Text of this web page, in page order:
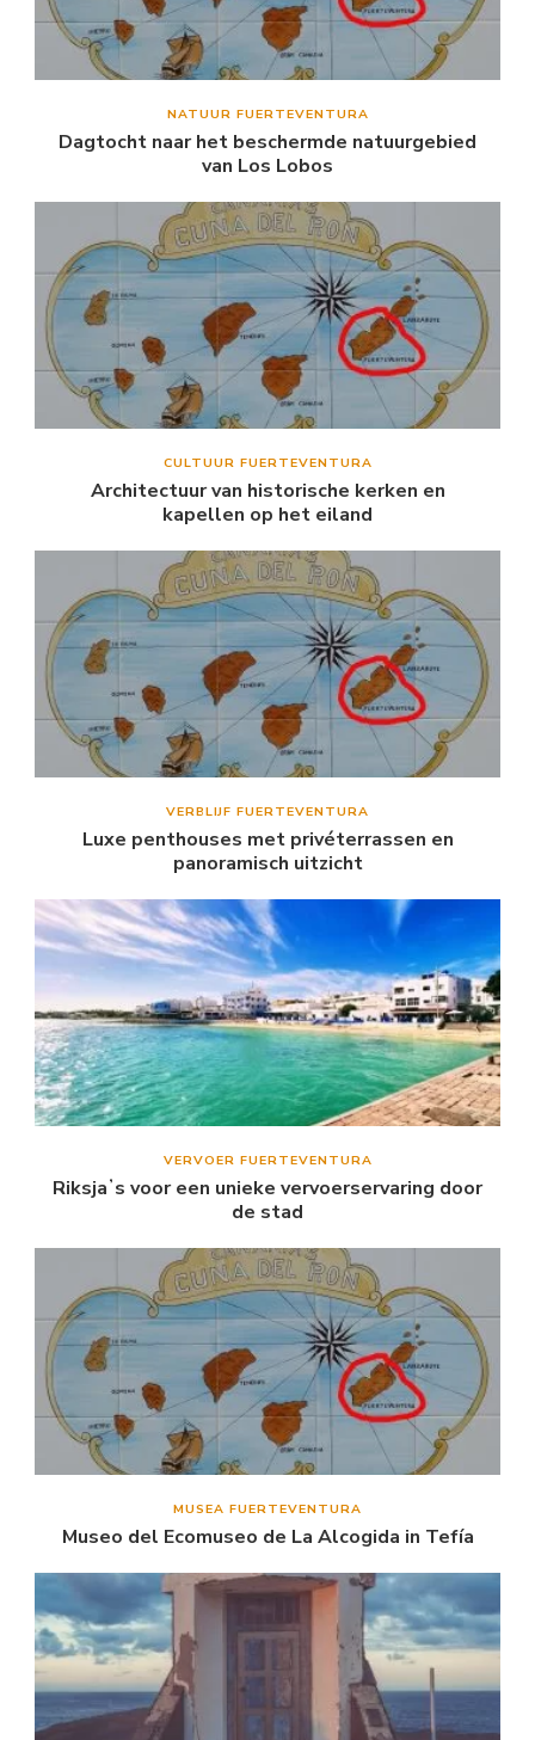
NATUUR FUERTEVENTURA
Dagtocht naar het beschermde natuurgebied
van Los Lobos
CULTUUR FUERTEVENTURA
Architectuur van historische kerken en
kapellen op het eiland
VERBLIJF FUERTEVENTURA
Luxe penthouses met privéterrassen en
panoramisch uitzicht
VERVOER FUERTEVENTURA
Riksjaʼs voor een unieke vervoerservaring door
de stad
MUSEA FUERTEVENTURA
Museo del Ecomuseo de La Alcogida in Tefía